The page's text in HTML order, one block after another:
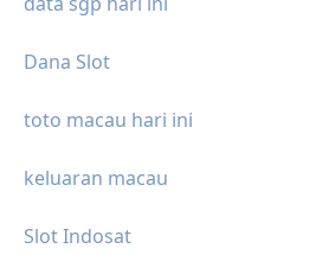
Dana Slot
toto macau hari ini
keluaran macau
Slot Indosat